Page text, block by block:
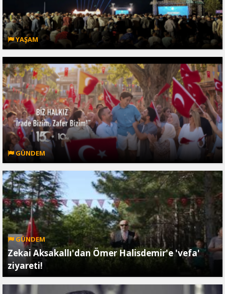
YAŞAM
GÜNDEM
GÜNDEM
Zekai Aksakallı'dan Ömer Halisdemir'e 'vefa'
ziyareti!